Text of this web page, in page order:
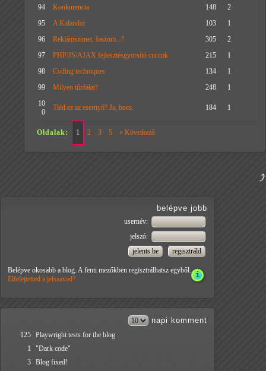
94
Konkurencia 148
2
95
A Kalandor 103
1
96
Reklámszünet, faszom...? 305
2
97
PHP/JS/AJAX fejlesztésgyorsító cuccok 215
1
98
Coding techniques 134
1
99
Milyen tűzfalat? 248
1
10
0
Tiéd ez az esernyő? Ja, bocs. 184 1
Oldalak: 1 2 3 5 » Következő
belépve jobb
usernév:
jelszó:
Belépve okosabb a blog. A fenti mezőkben regisztrálhatsz egyből.
Elfelejtetted a jelszavad?
napi komment
125 Playwright tests for the blog
1
"Dark code"
3 Blog fixed!